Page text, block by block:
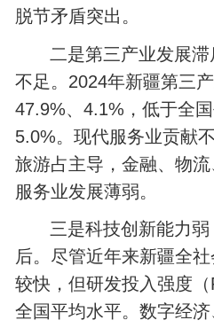
脱节矛盾突出。
二是第三产业发展
不足。2024年新疆第三
47.9%、4.1%，低于全
5.0%。现代服务业贡献
旅游占主导，金融、物
服务业发展薄弱。
三是科技创新能力
后。尽管近年来新疆全
较快，但研发投入强度
全国平均水平。数字经